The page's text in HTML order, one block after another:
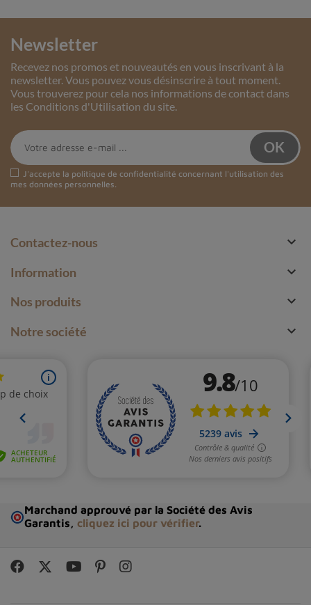
Newsletter
Recevez nos promos et nouveautés en vous inscrivant à la
newsletter. Vous pouvez vous désinscrire à tout moment.
Vous trouverez pour cela nos informations de contact dans
les Conditions d'Utilisation du site.
J'accepte la politique de confidentialité concernant l'utilisation des
mes données personnelles.
Contactez-nous 
Information 
Nos produits 
Notre société 
Marchand approuvé par la Société des Avis
Garantis, cliquez ici pour vérifier.